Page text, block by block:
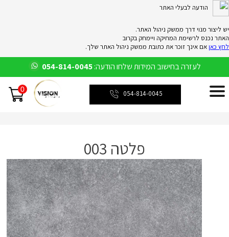
הודעה לבעלי האתר
יש ליצור מנוי דרך ממשק ניהול האתר.
האתר נכנס לרשימת המחיקה ויימחק בקרוב
לחץ כאןאם אינך זוכר את כתובת ממשק ניהול האתר שלך.
לעזרה בחישוב המידות שלחו הודעה:054-814-0045
054-814-0045
0
פלטה 003